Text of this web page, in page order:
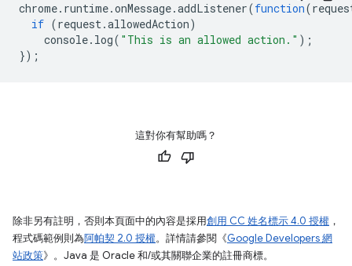
chrome. runtime.onMessage.addListener(function(
if (request.allowedAction)
console. log( "This is an allowed action." );
});
這對你有幫助嗎？
除非另有註明，否則本頁面中的內容是採用創用 CC 姓名標示 4.0 授權 ，
程式碼範例則為阿帕契 2.0 授權。詳情請參閱《Google Developers 網
站政策》。Java 是 Oracle 和/或其關聯企業的註冊商標。